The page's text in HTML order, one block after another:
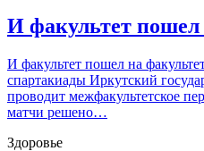
И факультет пошел
И факультет пошел на
спартакиады Иркутский
проводит межфакультетское
матчи решено…
Здоровье